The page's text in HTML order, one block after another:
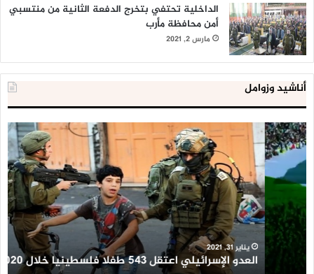
الداخلية تحتفي بتخرج الدفعة الثانية من منتسبي
أمن محافظة مأرب
مارس 2, 2021
أناشيد وزوامل
العدو
الإسرائيلي
اعتقل
543
طفلا
فلسطينيا
خلال
2020
يناير 31, 2021
العدو الإسرائيلي اعتقل 543 طفلا فلسطينيا خلال 2020